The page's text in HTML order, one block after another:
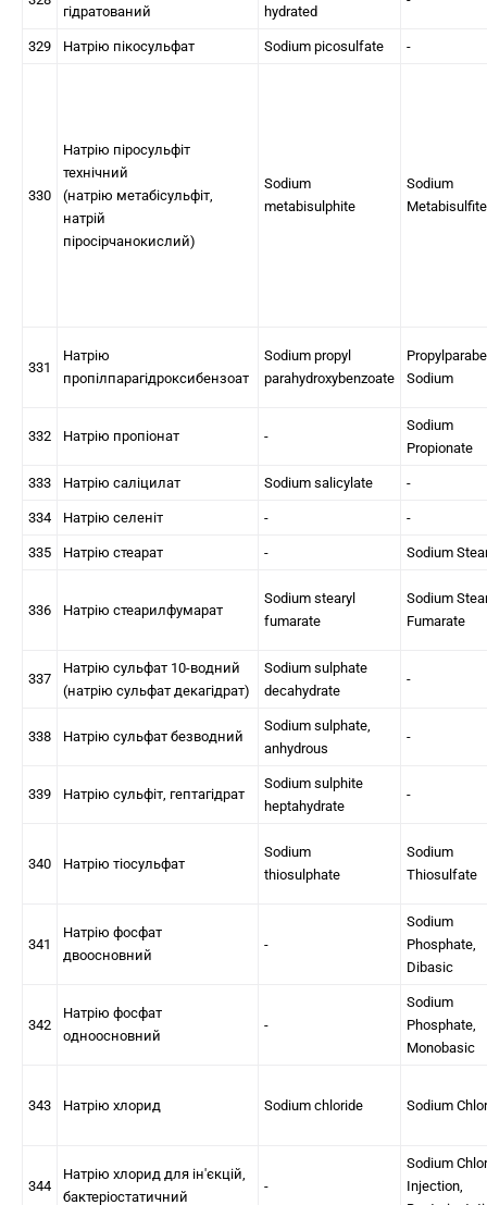
гідратований
hydrated
329 Натрію пікосульфат Sodium picosulfate -
330
Натрію піросульфіт
технічний
(натрію метабісульфіт,
натрій
піросірчанокислий)
Sodium
metabisulphite
Sodium
Metabisulfite
331
Натрію
пропілпарагідроксибензоат
Sodium propyl
parahydroxybenzoate
Sodium
332 Натрію пропіонат -
Sodium
Propionate
333 Натрію саліцилат Sodium salicylate -
334 Натрію селеніт - -
335 Натрію стеарат - Sodium
336 Натрію стеарилфумарат
Sodium stearyl
fumarate
Sodium
Fumarate
337
Натрію сульфат 10-водний
(натрію сульфат декагідрат)
Sodium sulphate
decahydrate
-
338 Натрію сульфат безводний
Sodium sulphate,
anhydrous
-
339 Натрію сульфіт, гептагідрат
Sodium sulphite
heptahydrate
-
340 Натрію тіосульфат
Sodium
thiosulphate
Sodium
Thiosulfate
341
Натрію фосфат
двоосновний
-
Sodium
Phosphate,
Dibasic
342
Натрію фосфат
одноосновний
-
Sodium
Phosphate,
Monobasic
343 Натрію хлорид Sodium chloride Sodium
344
Натрію хлорид для ін'єкцій,
бактеріостатичний
-
Sodium
Injection,